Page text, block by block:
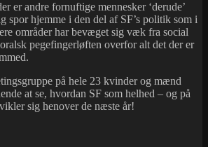
er andre fornuftige mennesker ‘derude’
spor hjemme i den del af SF’s politik som i
områder har bevæget sig væk fra social
pegefingerløften overfor alt det der er
på hele 23 kvinder og mænd
at se, hvordan SF som helhed – og på
sig henover de næste år!